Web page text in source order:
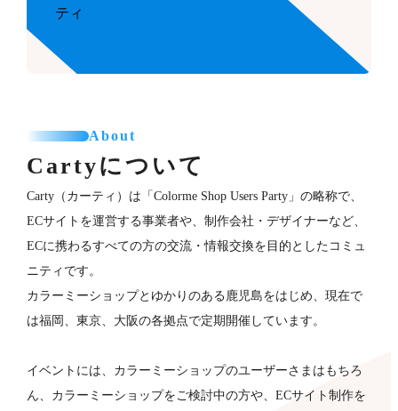
ティ
About
Cartyについて
Carty（カーティ）は「Colorme Shop Users Party」の略称で、
ECサイトを運営する事業者や、制作会社・デザイナーなど、
ECに携わるすべての方の交流・情報交換を目的としたコミュ
ニティです。
カラーミーショップとゆかりのある鹿児島をはじめ、現在で
は福岡、東京、大阪の各拠点で定期開催しています。
イベントには、カラーミーショップのユーザーさまはもちろ
ん、カラーミーショップをご検討中の方や、ECサイト制作を